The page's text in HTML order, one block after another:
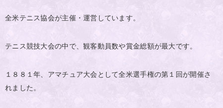
全米テニス協会が主催・運営しています。
テニス競技大会の中で、観客動員数や賞金総額が最大です。
１８８１年、アマチュア大会として全米選手権の第１回が開催さ
れました。